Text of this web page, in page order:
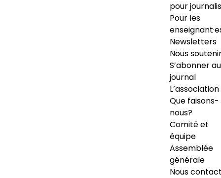
pour
Pour les
Newsletters
Nous
S’abonner au
journal
L’association
Que faisons-
nous?
Comité et
équipe
Assemblée
générale
Nous